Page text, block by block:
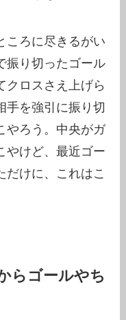
ころに尽きるがい
振り切ったゴール
クロスさえ上げら
手を強引に振り切
やろう。中央がガ
やけど、最近ゴー
だけに、これはこ
らゴールやち